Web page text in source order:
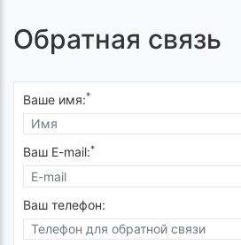
Обратная связь
Ваше имя:*
Ваш E-mail:*
Ваш телефон: